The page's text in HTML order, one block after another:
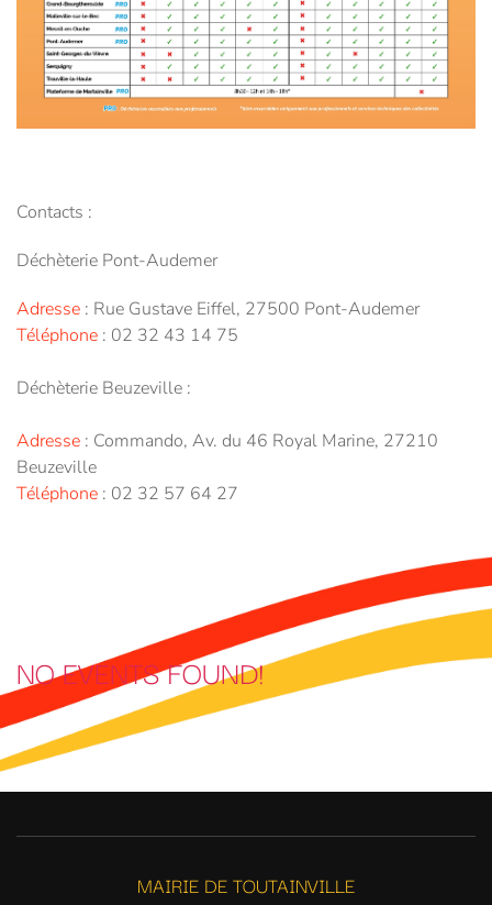
Contacts :
Déchèterie Pont-Audemer
Adresse : Rue Gustave Eiffel, 27500 Pont-Audemer
Téléphone : 02 32 43 14 75
Déchèterie Beuzeville :
Adresse : Commando, Av. du 46 Royal Marine, 27210
Beuzeville
Téléphone : 02 32 57 64 27
NO EVENTS FOUND!
MAIRIE DE TOUTAINVILLE